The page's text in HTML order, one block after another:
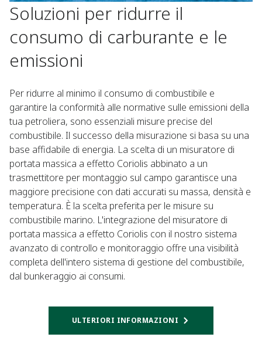
Soluzioni per ridurre il
consumo di carburante e le
emissioni
Per ridurre al minimo il consumo di combustibile e
garantire la conformità alle normative sulle emissioni della
tua petroliera, sono essenziali misure precise del
combustibile. Il successo della misurazione si basa su una
base affidabile di energia. La scelta di un misuratore di
portata massica a effetto Coriolis abbinato a un
trasmettitore per montaggio sul campo garantisce una
maggiore precisione con dati accurati su massa, densità e
temperatura. È la scelta preferita per le misure su
combustibile marino. L'integrazione del misuratore di
portata massica a effetto Coriolis con il nostro sistema
avanzato di controllo e monitoraggio offre una visibilità
completa dell'intero sistema di gestione del combustibile,
dal bunkeraggio ai consumi.
ULTERIORI INFORMAZIONI